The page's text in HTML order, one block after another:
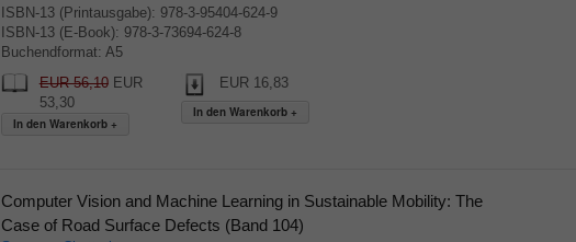
ISBN-13 (Printausgabe): 978-3-95404-624-9
ISBN-13 (E-Book): 978-3-73694-624-8
Buchendformat: A5
EUR 56,10EUR
53,30
EUR 16,83
Computer Vision and Machine Learning in Sustainable Mobility: The
Case of Road Surface Defects (Band 104)